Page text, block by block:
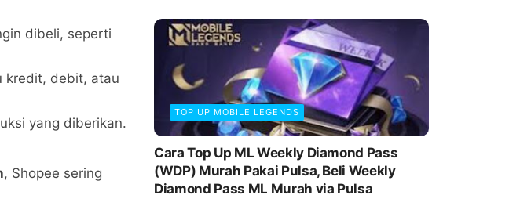
dibeli, seperti
kredit, debit, atau
yang diberikan.
, Shopee sering
TOP UP MOBILE LEGENDS
Cara Top Up ML Weekly Diamond Pass
(WDP) Murah Pakai Pulsa, Beli Weekly
Diamond Pass ML Murah via Pulsa